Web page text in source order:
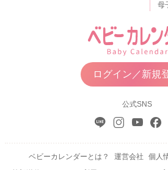
母
ログイン／新規
公式SNS
ベビーカレンダーとは？ 運営会社
個人